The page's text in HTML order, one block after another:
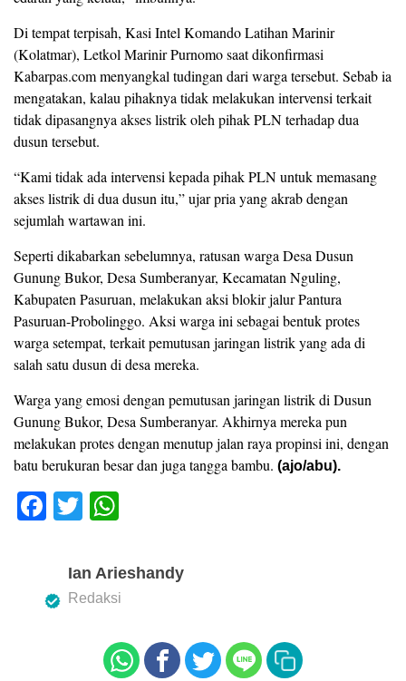
Di tempat terpisah, Kasi Intel Komando Latihan Marinir
(Kolatmar), Letkol Marinir Purnomo saat dikonfirmasi
Kabarpas.com menyangkal tudingan dari warga tersebut. Sebab ia
mengatakan, kalau pihaknya tidak melakukan intervensi terkait
tidak dipasangnya akses listrik oleh pihak PLN terhadap dua
dusun tersebut.
“Kami tidak ada intervensi kepada pihak PLN untuk memasang
akses listrik di dua dusun itu,” ujar pria yang akrab dengan
sejumlah wartawan ini.
Seperti dikabarkan sebelumnya, ratusan warga Desa Dusun
Gunung Bukor, Desa Sumberanyar, Kecamatan Nguling,
Kabupaten Pasuruan, melakukan aksi blokir jalur Pantura
Pasuruan-Probolinggo. Aksi warga ini sebagai bentuk protes
warga setempat, terkait pemutusan jaringan listrik yang ada di
salah satu dusun di desa mereka.
Warga yang emosi dengan pemutusan jaringan listrik di Dusun
Gunung Bukor, Desa Sumberanyar. Akhirnya mereka pun
melakukan protes dengan menutup jalan raya propinsi ini, dengan
batu berukuran besar dan juga tangga bambu. (ajo/abu).
F
e
T
tt
er
at
s
p
Ian Arieshandy
Redaksi